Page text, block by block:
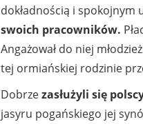
dokładnością i spokojnym
swoich pracowników.
Angażował do niej
tej ormiańskiej rodzinie
Dobrzezasłużyli się
jasyru pogańskiego jej